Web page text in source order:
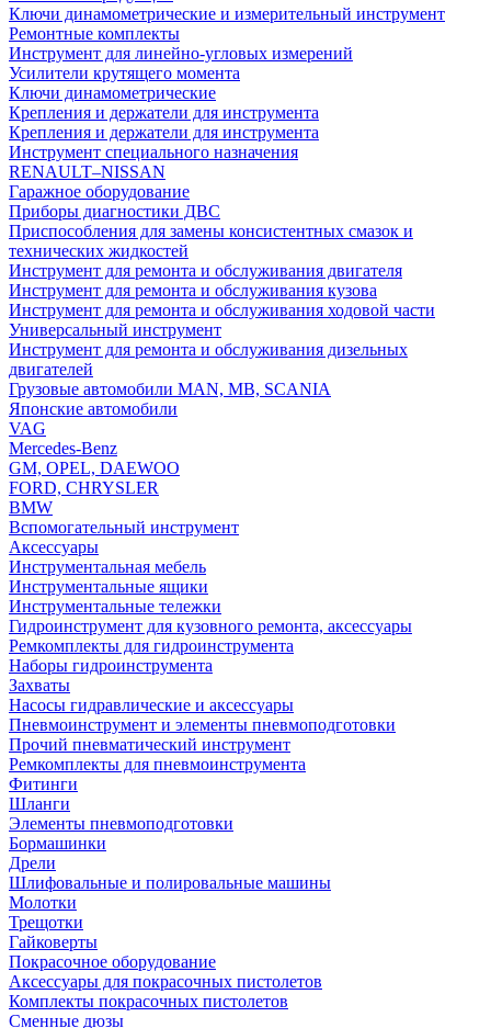
Ключи динамометрические и измерительный инструмент
Ремонтные комплекты
Инструмент для линейно-угловых измерений
Усилители крутящего момента
Ключи динамометрические
Крепления и держатели для инструмента
Крепления и держатели для инструмента
Инструмент специального назначения
RENAULT–NISSAN
Гаражное оборудование
Приборы диагностики ДВС
Приспособления для замены консистентных смазок и
технических жидкостей
Инструмент для ремонта и обслуживания двигателя
Инструмент для ремонта и обслуживания кузова
Инструмент для ремонта и обслуживания ходовой части
Универсальный инструмент
Инструмент для ремонта и обслуживания дизельных
двигателей
Грузовые автомобили MAN, MB, SCANIA
Японские автомобили
VAG
Mercedes-Benz
GM, OPEL, DAEWOO
FORD, CHRYSLER
BMW
Вспомогательный инструмент
Аксессуары
Инструментальная мебель
Инструментальные ящики
Инструментальные тележки
Гидроинструмент для кузовного ремонта, аксессуары
Ремкомплекты для гидроинструмента
Наборы гидроинструмента
Захваты
Насосы гидравлические и аксессуары
Пневмоинструмент и элементы пневмоподготовки
Прочий пневматический инструмент
Ремкомплекты для пневмоинструмента
Фитинги
Шланги
Элементы пневмоподготовки
Бормашинки
Дрели
Шлифовальные и полировальные машины
Молотки
Трещотки
Гайковерты
Покрасочное оборудование
Аксессуары для покрасочных пистолетов
Комплекты покрасочных пистолетов
Сменные дюзы